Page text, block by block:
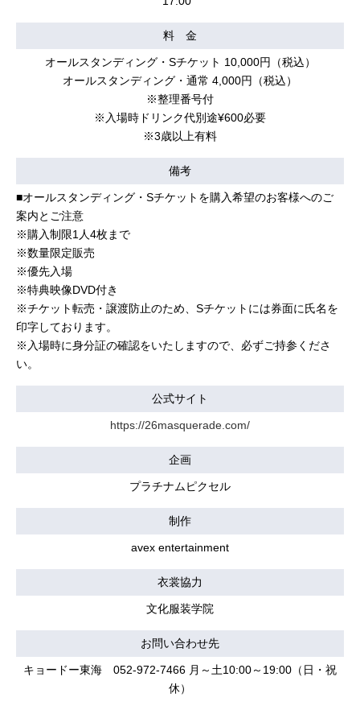
料 金
オールスタンディング・Sチケット 10,000円（税込）
オールスタンディング・通常 4,000円（税込）
※整理番号付
※入場時ドリンク代別途¥600必要
※3歳以上有料
備考
■オールスタンディング・Sチケットを購入希望のお客様へのご
案内とご注意
※購入制限1人4枚まで
※数量限定販売
※優先入場
※特典映像DVD付き
※チケット転売・譲渡防止のため、Sチケットには券面に氏名を
印字しております。
※入場時に身分証の確認をいたしますので、必ずご持参くださ
い。
公式サイト
https://26masquerade.com/
企画
プラチナムピクセル
制作
avex entertainment
衣裳協力
文化服装学院
お問い合わせ先
キョードー東海 052-972-7466 月～土10:00～19:00（日・祝
休）